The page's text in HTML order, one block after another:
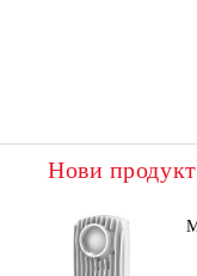
Нови